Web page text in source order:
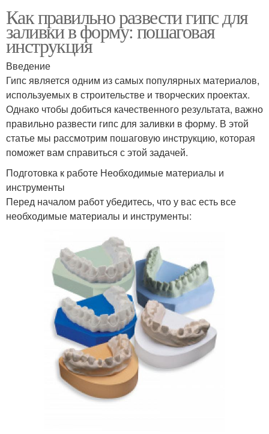
Как правильно развести гипс для
заливки в форму: пошаговая
инструкция
Введение
Гипс является одним из самых популярных материалов,
используемых в строительстве и творческих проектах.
Однако чтобы добиться качественного результата, важно
правильно развести гипс для заливки в форму. В этой
статье мы рассмотрим пошаговую инструкцию, которая
поможет вам справиться с этой задачей.
Подготовка к работе Необходимые материалы и
инструменты
Перед началом работ убедитесь, что у вас есть все
необходимые материалы и инструменты: